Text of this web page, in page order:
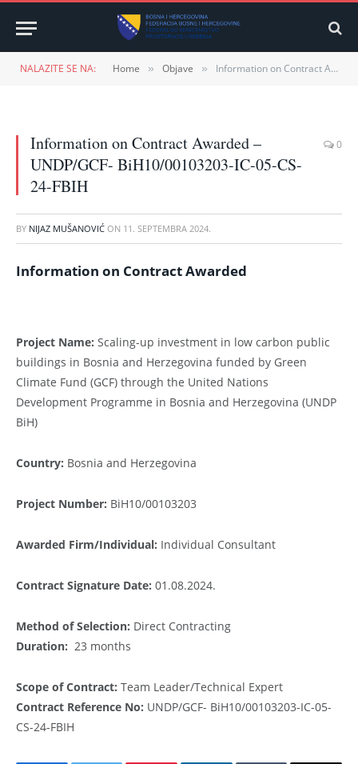
NALAZITE SE NA: Home » Objave » Information on Contract Awarded – UNDP/GCF- BiH10/00103203-IC-05-CS-24-FBIH
Information on Contract Awarded –
UNDP/GCF- BiH10/00103203-IC-05-CS-
24-FBIH
0
BY NIJAZ MUŠANOVIĆ ON 11. SEPTEMBRA 2024.
Information on Contract Awarded
Project Name: Scaling-up investment in low carbon public
buildings in Bosnia and Herzegovina funded by Green
Climate Fund (GCF) through the United Nations
Development Programme in Bosnia and Herzegovina (UNDP
BiH)
Country: Bosnia and Herzegovina
Project Number: BiH10/00103203
Awarded Firm/Individual: Individual Consultant
Contract Signature Date: 01.08.2024.
Method of Selection: Direct Contracting
Duration: 23 months
Scope of Contract: Team Leader/Technical Expert
Contract Reference No: UNDP/GCF- BiH10/00103203-IC-05-
CS-24-FBIH